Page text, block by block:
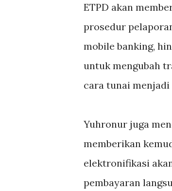
ETPD akan
prosedur
mobile banking,
untuk mengubah
cara tunai
Yuhronur juga
memberikan
elektronifikasi
pembayaran